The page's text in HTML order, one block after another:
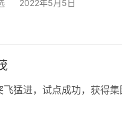
2022年5月5日
猛进，试点成功，获得
练